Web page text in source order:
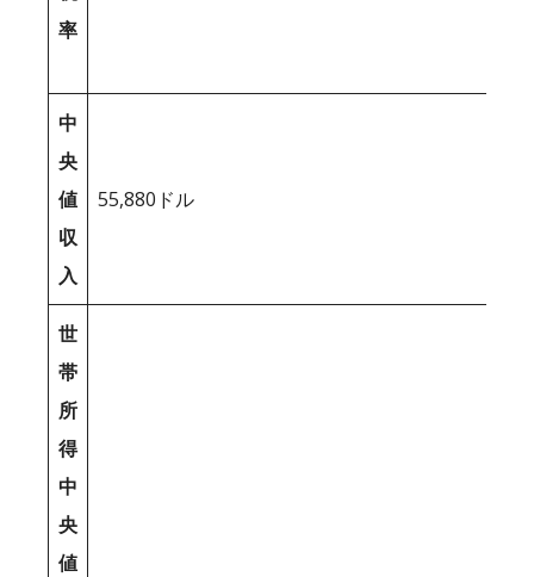
率
中
央
値
収
入
55,880ドル
世
帯
所
得
中
央
値